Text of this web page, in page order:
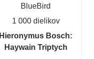
BlueBird
1 000 dielikov
Hieronymus Bosch:
Haywain Triptych